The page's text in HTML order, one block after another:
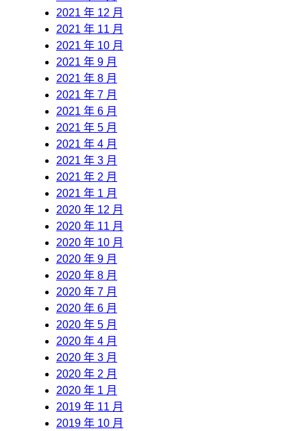
2021 年 12 月
2021 年 11 月
2021 年 10 月
2021 年 9 月
2021 年 8 月
2021 年 7 月
2021 年 6 月
2021 年 5 月
2021 年 4 月
2021 年 3 月
2021 年 2 月
2021 年 1 月
2020 年 12 月
2020 年 11 月
2020 年 10 月
2020 年 9 月
2020 年 8 月
2020 年 7 月
2020 年 6 月
2020 年 5 月
2020 年 4 月
2020 年 3 月
2020 年 2 月
2020 年 1 月
2019 年 11 月
2019 年 10 月